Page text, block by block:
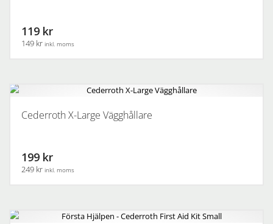
119 kr
149 kr inkl. moms
Cederroth X-Large Vägghållare
199 kr
249 kr inkl. moms